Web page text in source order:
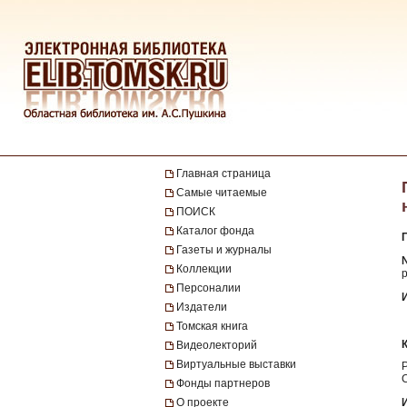
Главная страница
Самые читаемые
ПОИСК
Каталог фонда
Газеты и журналы
Коллекции
Персоналии
Издатели
Томская книга
Видеолекторий
Виртуальные выставки
Фонды партнеров
О проекте